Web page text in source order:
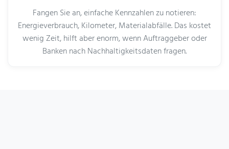
Fangen Sie an, einfache Kennzahlen zu notieren:
Energieverbrauch, Kilometer, Materialabfälle. Das kostet
wenig Zeit, hilft aber enorm, wenn Auftraggeber oder
Banken nach Nachhaltigkeitsdaten fragen.